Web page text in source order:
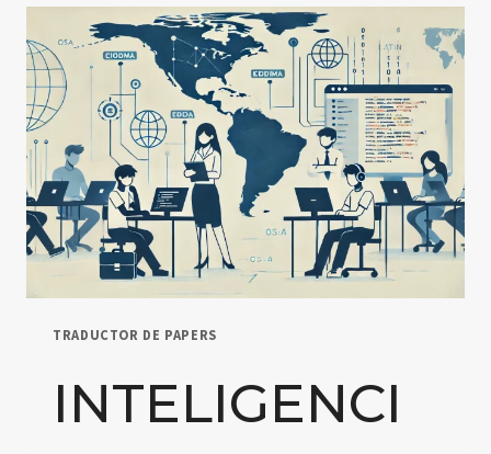
EDUCACIÓN
DISTANCIA
EN
CIENCIAS
TRADUCTOR DE PAPERS
INTELIGENCI